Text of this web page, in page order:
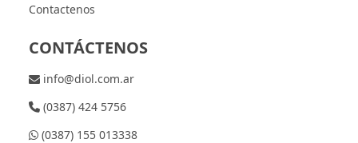
Contactenos
CONTÁCTENOS
info@diol.com.ar
(0387) 424 5756
(0387) 155 013338